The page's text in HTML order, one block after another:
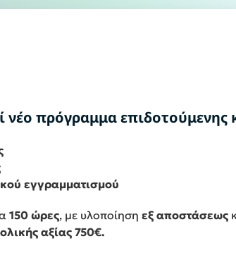
νέο πρόγραμμα επιδοτούμενης
εγγραμματισμού
150 ώρες, με υλοποίηση εξ αποστάσεως
αξίας 750€.